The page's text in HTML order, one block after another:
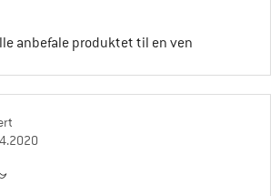
anbefale produktet til en ven